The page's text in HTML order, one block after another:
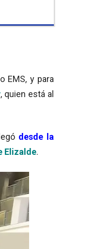
EMS, y para
, quien está al
desde la
Elizalde.